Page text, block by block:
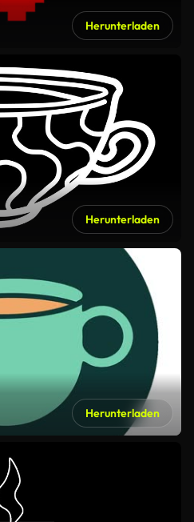
Herunterladen
Herunterladen
Herunterladen